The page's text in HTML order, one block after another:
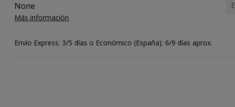
None
Más información
Envío Express: 3/5 días o Económico (España): 6/9 días aprox.